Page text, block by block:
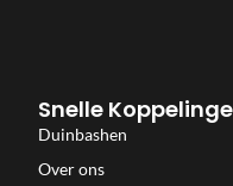
Snelle
Duinbashen
Over ons